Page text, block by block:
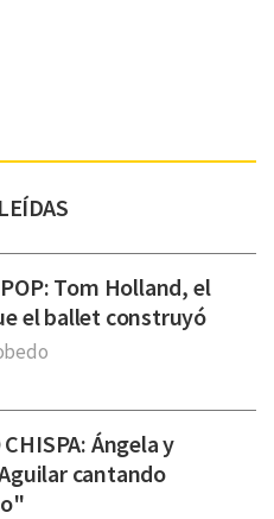
Tom Holland, el
el ballet construyó
CHISPA: Ángela y
cantando